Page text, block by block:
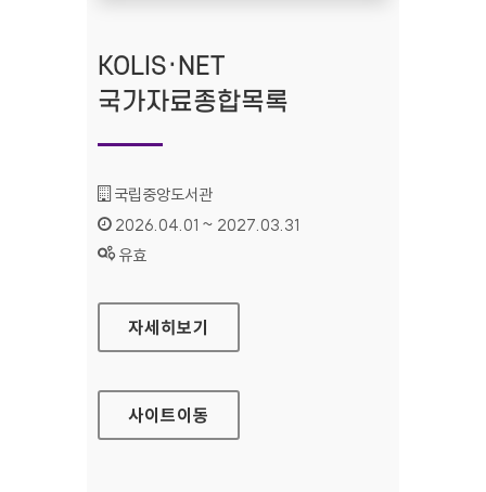
KOLIS·NET
국가자료종합목록
기관명 :
국립중앙도서관
인증기간 :
2026.04.01 ~ 2027.03.31
상태 :
유효
KOLIS·NET 국가자료종합목록
자세히보기
사이트이동